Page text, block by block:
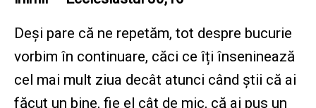
Deși pare că ne repetăm, tot despre bucurie
vorbim în continuare, căci ce îți înseninează
cel mai mult ziua decât atunci când știi că ai
făcut un bine, fie el cât de mic, că ai pus un